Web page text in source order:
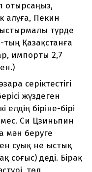
отырсаңыз,
алуға, Пекин
түрде
Қазақстанға
импорты 2,7
серіктестігі
жүздеген
біріне-бірі
Си Цзиньпин
мән беруге
суық не ыстық
соғыс) деді. Бірақ